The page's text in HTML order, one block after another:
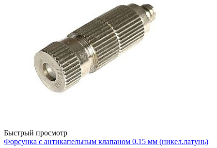
Быстрый просмотр
Форсунка с антикапельным клапаном 0,15 мм (никел.латунь)